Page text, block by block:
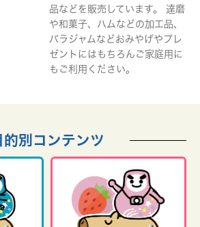
品などを販売しています。 達磨
や和菓子、ハムなどの加工品、
バラジャムなどおみやげやプレ
ゼントにはもちろんご家庭用に
もご利用ください。
的別コンテンツ